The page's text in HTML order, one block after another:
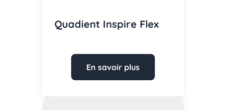
Quadient Inspire Flex
En savoir plus